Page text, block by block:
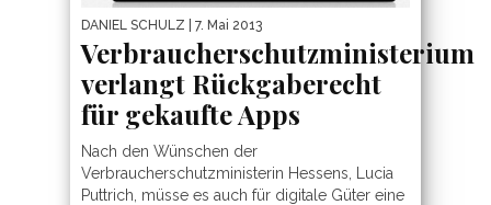
DANIEL SCHULZ | 7. Mai 2013
Verbraucherschutzministerium
verlangt Rückgaberecht
für gekaufte Apps
Nach den Wünschen der
Verbraucherschutzministerin Hessens, Lucia
Puttrich, müsse es auch für digitale Güter eine